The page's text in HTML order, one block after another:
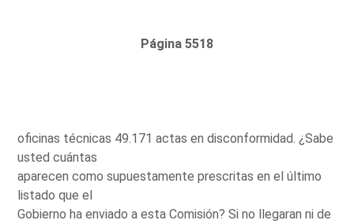
Página 5518
oficinas técnicas 49.171 actas en disconformidad. ¿Sabe
usted cuántas
aparecen como supuestamente prescritas en el último
listado que el
Gobierno ha enviado a esta Comisión? Si no llegaran ni de